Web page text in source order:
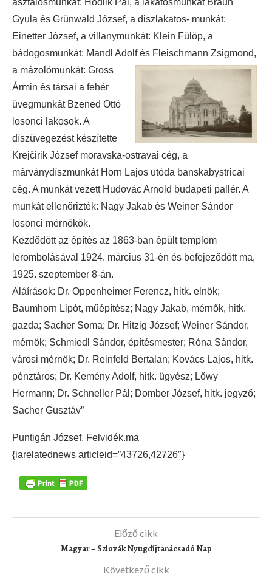
asztalosmunkát: Hodlik Pál, a lakatosmunkát Braun
Gyula és Grünwald József, a diszlakatos- munkát:
Einetter József, a villanymunkát: Klein Fülöp, a
bádogosmunkát: Mandl Adolf és Fleischmann Zsigmond,
a mázolómunkát: Gross
Ármin és társai a fehér
üvegmunkát Bzened Ottó
losonci lakosok. A
díszüvegezést készítette
Krejčirik József moravska-ostravai cég, a
márványdíszmunkát Horn Lajos utóda banskabystricai
cég. A munkát vezett Hudovác Arnold budapeti pallér. A
munkát ellenőrizték: Nagy Jakab és Weiner Sándor
losonci mérnökök.
Kezdődött az építés az 1863-ban épült templom
lerombolásával 1924. március 31-én és befejeződött ma,
1925. szeptember 8-án.
Aláírások: Dr. Oppenheimer Ferencz, hitk. elnök;
Baumhorn Lipót, műépítész; Nagy Jakab, mérnők, hitk.
gazda; Sacher Soma; Dr. Hitzig József; Weiner Sándor,
mérnök; Schmiedl Sándor, építésmester; Róna Sándor,
városi mérnök; Dr. Reinfeld Bertalan; Kovács Lajos, hitk.
pénztáros; Dr. Kemény Adolf, hitk. ügyész; Lőwy
Hermann; Dr. Schneller Pál; Domber József, hitk. jegyző;
Sacher Gusztáv”
Puntigán József, Felvidék.ma
{iarelatednews articleid=”43726,42726″}
Előző cikk
Magyar – Szlovák Nyugdíjtanácsadó Nap
Következő cikk